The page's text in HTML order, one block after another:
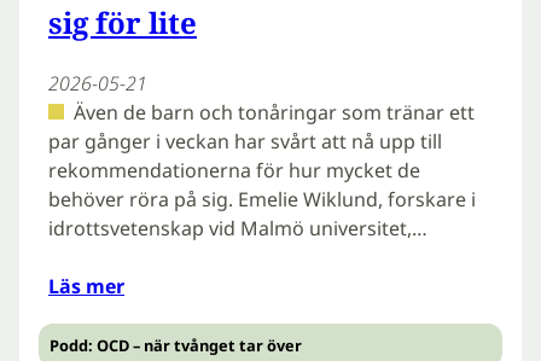
sig för lite
2026-05-21
Även de barn och tonåringar som tränar ett
par gånger i veckan har svårt att nå upp till
rekommendationerna för hur mycket de
behöver röra på sig. Emelie Wiklund, forskare i
idrottsvetenskap vid Malmö universitet,…
Läs mer
Podd: OCD – när tvånget tar över